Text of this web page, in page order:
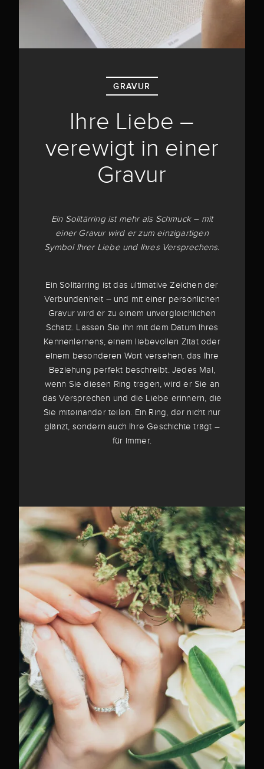
GRAVUR
Ihre Liebe –
verewigt in einer
Gravur
Ein Solitärring ist mehr als Schmuck – mit
einer Gravur wird er zum einzigartigen
Symbol Ihrer Liebe und Ihres Versprechens.
Ein Solitärring ist das ultimative Zeichen der
Verbundenheit – und mit einer persönlichen
Gravur wird er zu einem unvergleichlichen
Schatz. Lassen Sie ihn mit dem Datum Ihres
Kennenlernens, einem liebevollen Zitat oder
einem besonderen Wort versehen, das Ihre
Beziehung perfekt beschreibt. Jedes Mal,
wenn Sie diesen Ring tragen, wird er Sie an
das Versprechen und die Liebe erinnern, die
Sie miteinander teilen. Ein Ring, der nicht nur
glänzt, sondern auch Ihre Geschichte trägt –
für immer.